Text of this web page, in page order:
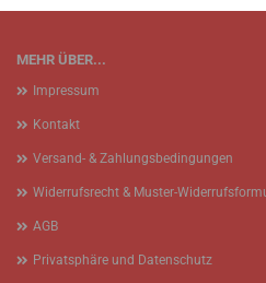
MEHR ÜBER...
Impressum
Kontakt
Versand- & Zahlungsbedingungen
Widerrufsrecht & Muster-
AGB
Privatsphäre und Datenschutz